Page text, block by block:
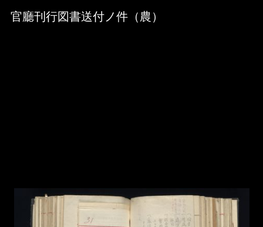
Media Viewer
官廳刊行図書送付ノ件（農）